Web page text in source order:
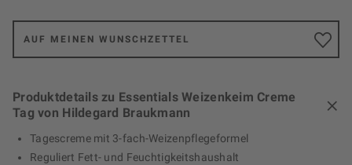
AUF MEINEN WUNSCHZETTEL
Produktdetails zu Essentials Weizenkeim Creme
Tag von Hildegard Braukmann
Tagescreme mit 3-fach-Weizenpflegeformel
Reguliert Fett- und Feuchtigkeitshaushalt